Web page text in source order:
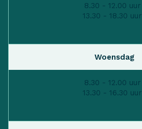
8.30 - 12.00 uur
13.30 - 18.30 uur
Woensdag
8.30 - 12.00 uur
13.30 - 16.30 uur